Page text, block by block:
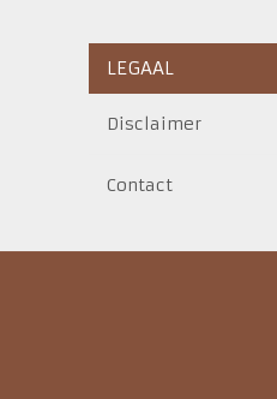
LEGAAL
Disclaimer
Contact